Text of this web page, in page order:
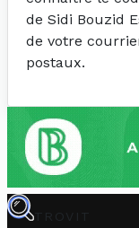
de Sidi Bouzid
de votre
postaux.
TROVIT